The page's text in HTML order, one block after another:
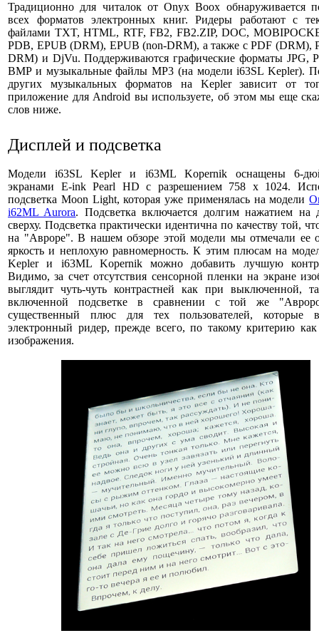
Традиционно для читалок от Onyx Boox обнаруживается
всех форматов электронных книг. Ридеры работают с
файлами TXT, HTML, RTF, FB2, FB2.ZIP, DOC,
PDB, EPUB (DRM), EPUB (non-DRM), а также с PDF (DRM),
DRM) и DjVu. Поддерживаются графические форматы JPG,
BMP и музыкальные файлы MP3 (на модели i63SL Kepler).
других музыкальных форматов на Kepler зависит от
приложение для Android вы используете, об этом мы еще
слов ниже.
Дисплей и подсветка
Модели i63SL Kepler и i63ML Kopernik оснащены 6-
экранами E-ink Pearl HD c разрешением 758 x 1024.
подсветка Moon Light, которая уже применялась на модели
i62ML Aurora. Подсветка включается долгим нажатием на
сверху. Подсветка практически идентична по качеству той,
на "Авроре". В нашем обзоре этой модели мы отмечали ее
яркость и неплохую равномерность. К этим плюсам на
Kepler и i63ML Kopernik можно добавить лучшую
Видимо, за счет отсутствия сенсорной пленки на экране
выглядит чуть-чуть контрастней как при выключенной,
включенной подсветке в сравнении с той же
существенный плюс для тех пользователей, которые
электронный ридер, прежде всего, по такому критерию как
изображения.